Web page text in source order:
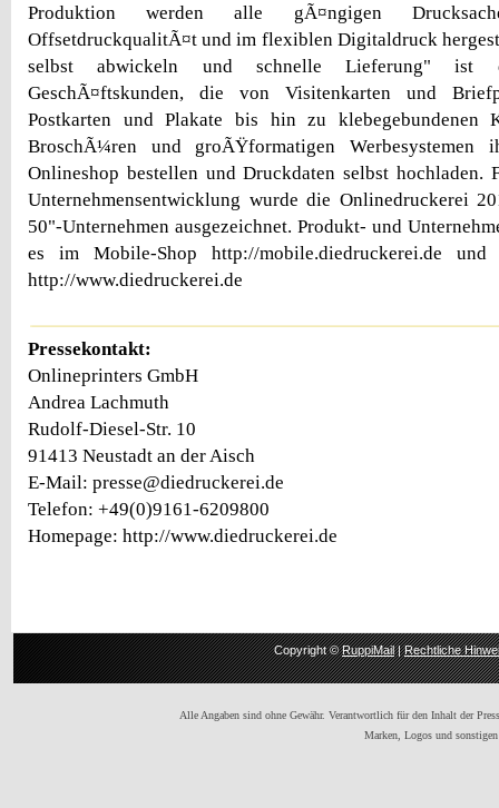
Produktion werden alle gÃ¤ngigen
OffsetdruckqualitÃ¤t und im flexiblen Digitaldruck
selbst abwickeln und schnelle Lieferung" ist
GeschÃ¤ftskunden, die von Visitenkarten und
Postkarten und Plakate bis hin zu klebegebundenen
BroschÃ¼ren und groÃŸformatigen Werbesystemen
Onlineshop bestellen und Druckdaten selbst
Unternehmensentwicklung wurde die Onlinedruckerei
50"-Unternehmen ausgezeichnet. Produkt- und
es im Mobile-Shop http://mobile.diedruckerei.de
http://www.diedruckerei.de
Pressekontakt:
Onlineprinters GmbH
Andrea Lachmuth
Rudolf-Diesel-Str. 10
91413 Neustadt an der Aisch
E-Mail: presse@diedruckerei.de
Telefon: +49(0)9161-6209800
Homepage: http://www.diedruckerei.de
Copyright ©RuppiMail|Rechtliche
Alle Angaben sind ohne Gewähr. Verantwortlich für den Inhalt der
Marken, Logos und